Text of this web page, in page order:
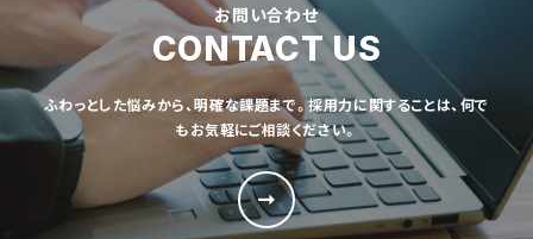
お問い合わせ
CONTACT US
ふわっとした悩みから、明確な課題まで。採用力に関することは、何で
もお気軽にご相談ください。